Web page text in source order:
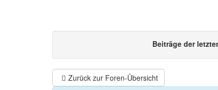
Beiträge der
Zurück zur Foren-Übersicht